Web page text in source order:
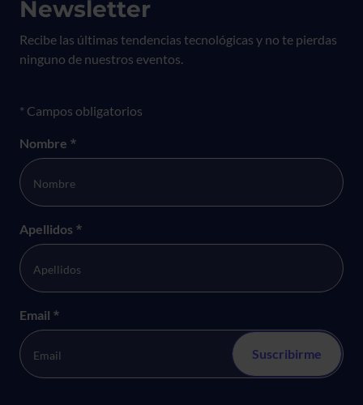
Newsletter
Recibe las últimas tendencias tecnológicas y no te pierdas
ninguno de nuestros eventos.
Formulario newsletter
* Campos obligatorios
Nombre *
Apellidos *
Email *